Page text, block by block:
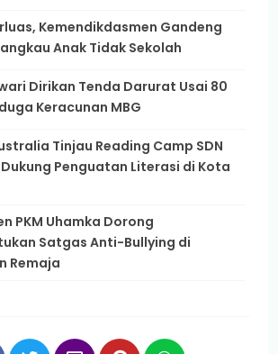
Kemendikdasmen Gandeng
Anak Tidak Sekolah
Dirikan Tenda Darurat Usai 80
Keracunan MBG
Tinjau Reading Camp SDN
Penguatan Literasi di Kota
PKM Uhamka Dorong
Satgas Anti-Bullying di
Remaja